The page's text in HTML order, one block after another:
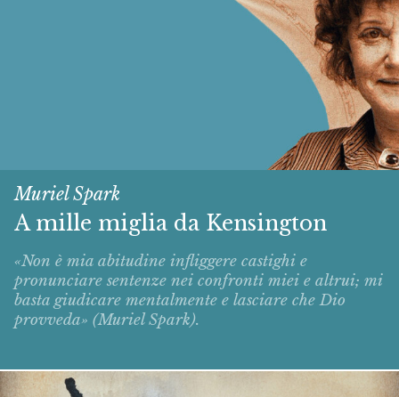
Muriel Spark
A mille miglia da Kensington
«Non è mia abitudine infliggere castighi e
pronunciare sentenze nei confronti miei e altrui; mi
basta giudicare mentalmente e lasciare che Dio
provveda» (Muriel Spark).